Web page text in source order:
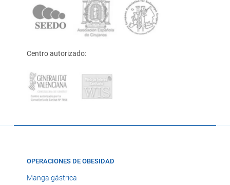
Centro autorizado:
OPERACIONES DE OBESIDAD
Manga gástrica